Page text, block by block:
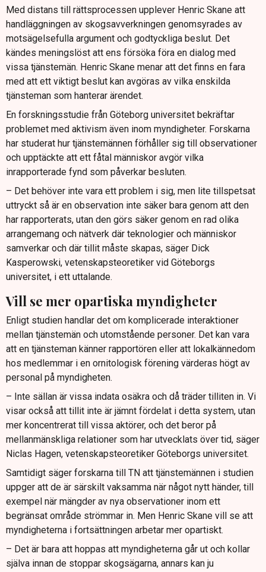
Med distans till rättsprocessen upplever Henric Skane att
handläggningen av skogsavverkningen genomsyrades av
motsägelsefulla argument och godtyckliga beslut. Det
kändes meningslöst att ens försöka föra en dialog med
vissa tjänstemän. Henric Skane menar att det finns en fara
med att ett viktigt beslut kan avgöras av vilka enskilda
tjänsteman som hanterar ärendet.
En forskningsstudie från Göteborg universitet bekräftar
problemet med aktivism även inom myndigheter. Forskarna
har studerat hur tjänstemännen förhåller sig till observationer
och upptäckte att ett fåtal människor avgör vilka
inrapporterade fynd som påverkar besluten.
– Det behöver inte vara ett problem i sig, men lite tillspetsat
uttryckt så är en observation inte säker bara genom att den
har rapporterats, utan den görs säker genom en rad olika
arrangemang och nätverk där teknologier och människor
samverkar och där tillit måste skapas, säger Dick
Kasperowski, vetenskapsteoretiker vid Göteborgs
universitet, i ett uttalande.
Vill se mer opartiska myndigheter
Enligt studien handlar det om komplicerade interaktioner
mellan tjänstemän och utomstående personer. Det kan vara
att en tjänsteman känner rapportören eller att lokalkännedom
hos medlemmar i en ornitologisk förening värderas högt av
personal på myndigheten.
– Inte sällan är vissa indata osäkra och då träder tilliten in. Vi
visar också att tillit inte är jämnt fördelat i detta system, utan
mer koncentrerat till vissa aktörer, och det beror på
mellanmänskliga relationer som har utvecklats över tid, säger
Niclas Hagen, vetenskapsteoretiker Göteborgs universitet.
Samtidigt säger forskarna till TN att tjänstemännen i studien
uppger att de är särskilt vaksamma när något nytt händer, till
exempel när mängder av nya observationer inom ett
begränsat område strömmar in. Men Henric Skane vill se att
myndigheterna i fortsättningen arbetar mer opartiskt.
– Det är bara att hoppas att myndigheterna går ut och kollar
själva innan de stoppar skogsägarna, annars kan ju